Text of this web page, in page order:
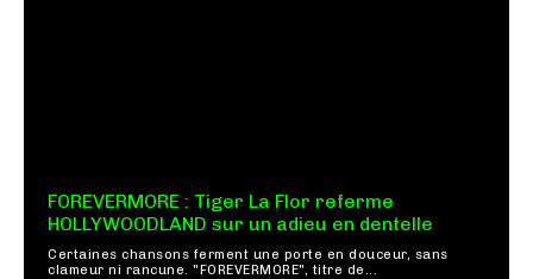
FOREVERMORE : Tiger La Flor referme
HOLLYWOODLAND sur un adieu en dentelle
Certaines chansons ferment une porte en douceur, sans
clameur ni rancune. "FOREVERMORE", titre de...